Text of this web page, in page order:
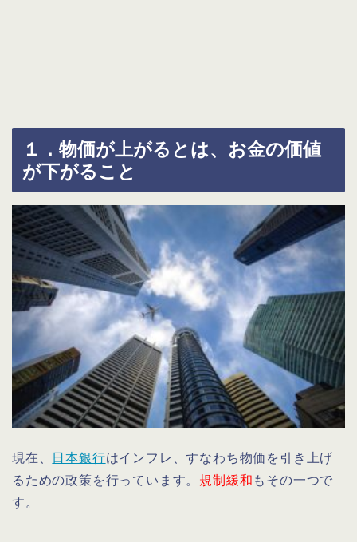
１．物価が上がるとは、お金の価値
が下がること
現在、 日本銀行はインフレ、すなわち物価を引き上げ
るための政策を行っています。 規制緩和 もその一つで
す。